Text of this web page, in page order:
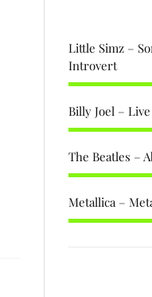
Little Simz –
Introvert
Billy Joel –
The Beatles –
Metallica –